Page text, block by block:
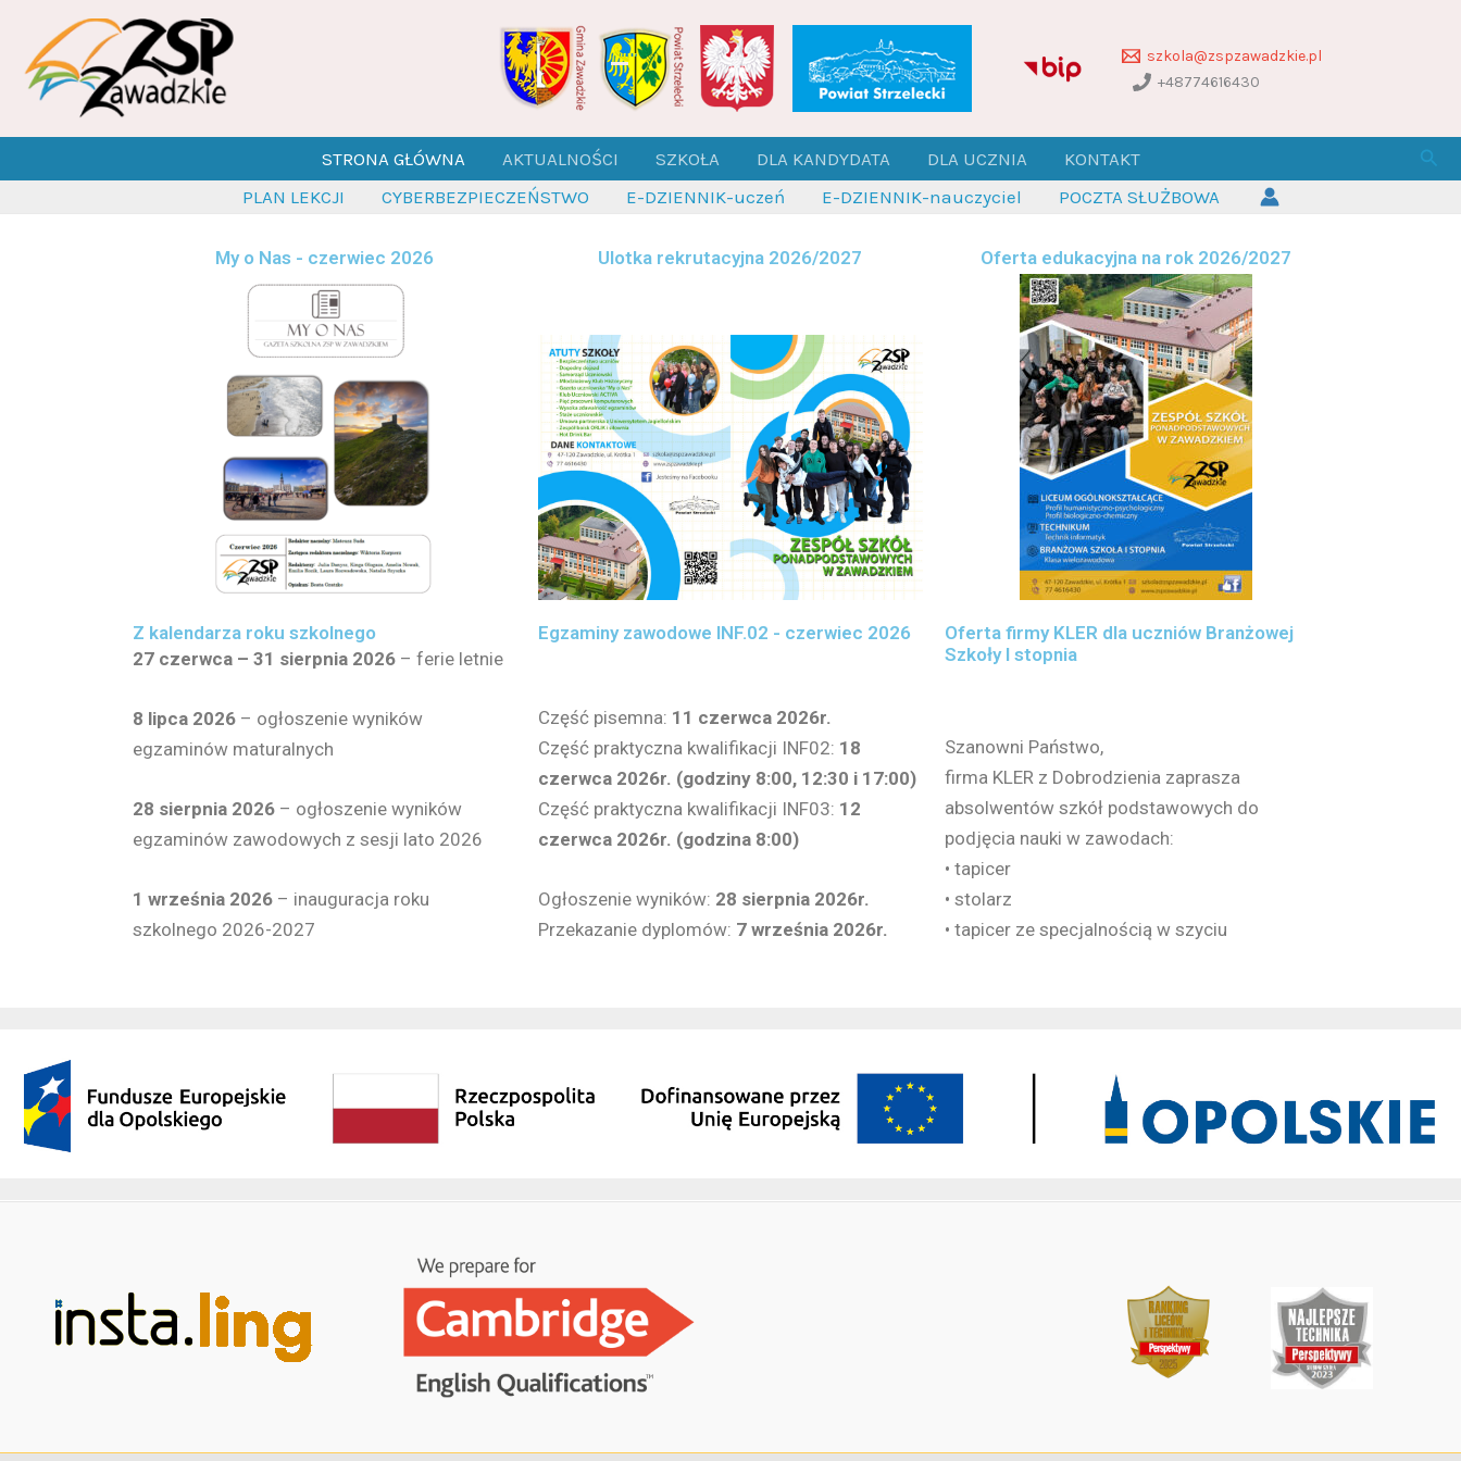
treści
szkola@zspzawadzkie.pl
+48774616430
STRONA GŁÓWNA AKTUALNOŚCI SZKOŁA DLA KANDYDATA DLA UCZNIA KONTAKT
PLAN LEKCJI CYBERBEZPIECZEŃSTWO E-DZIENNIK-uczeń E-DZIENNIK-nauczyciel POCZTA SŁUŻBOWA
My o Nas - czerwiec 2026 Ulotka rekrutacyjna 2026/2027 Oferta edukacyjna na rok 2026/2027
Z kalendarza roku szkolnego
27 czerwca – 31 sierpnia 2026 – ferie letnie
8 lipca 2026 – ogłoszenie wyników
egzaminów maturalnych
28 sierpnia 2026 – ogłoszenie wyników
egzaminów zawodowych z sesji lato 2026
1 września 2026 – inauguracja roku
szkolnego 2026-2027
Egzaminy zawodowe INF.02 - czerwiec 2026
Część pisemna: 11 czerwca 2026r.
Część praktyczna kwalifikacji INF02: 18
czerwca 2026r. (godziny 8:00, 12:30 i 17:00)
Część praktyczna kwalifikacji INF03: 12
czerwca 2026r. (godzina 8:00)
Ogłoszenie wyników: 28 sierpnia 2026r.
Przekazanie dyplomów: 7 września 2026r.
Oferta firmy KLER dla uczniów Branżowej
Szkoły I stopnia
Szanowni Państwo,
firma KLER z Dobrodzienia zaprasza
absolwentów szkół podstawowych do
podjęcia nauki w zawodach:
• tapicer
• stolarz
• tapicer ze specjalnością w szyciu